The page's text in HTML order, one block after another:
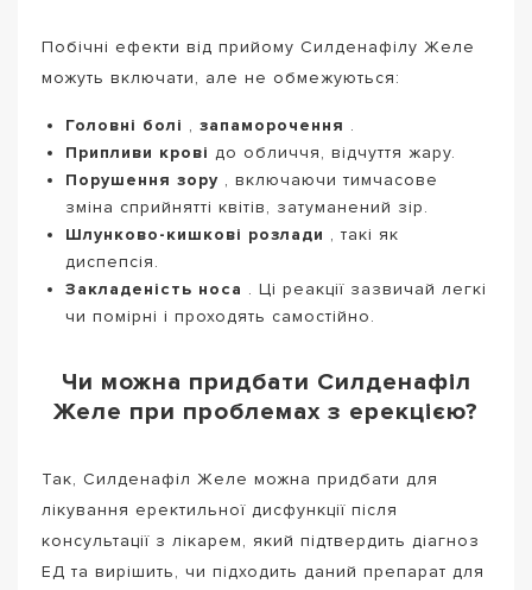
Побічні ефекти від прийому Силденафілу Желе
можуть включати, але не обмежуються:
Головні болі , запаморочення .
Припливи крові до обличчя, відчуття жару.
Порушення зору , включаючи тимчасове
зміна сприйнятті квітів, затуманений зір.
Шлунково-кишкові розлади , такі як
диспепсія.
Закладеність носа . Ці реакції зазвичай легкі
чи помірні і проходять самостійно.
Чи можна придбати Силденафіл
Желе при проблемах з ерекцією?
Так, Силденафіл Желе можна придбати для
лікування еректильної дисфункції після
консультації з лікарем, який підтвердить діагноз
ЕД та вирішить, чи підходить даний препарат для